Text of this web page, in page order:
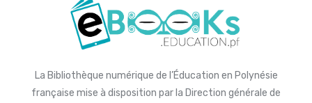
La Bibliothèque numérique de l’Éducation en Polynésie
française mise à disposition par la Direction générale de